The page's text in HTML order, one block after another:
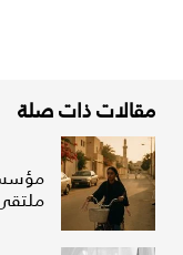
مقالات ذات صلة